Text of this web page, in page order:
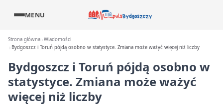
MENU
Strona główna Wiadomości
Bydgoszcz i Toruń pójdą osobno w statystyce. Zmiana może ważyć więcej niż liczby
Bydgoszcz i Toruń pójdą osobno w
statystyce. Zmiana może ważyć
więcej niż liczby